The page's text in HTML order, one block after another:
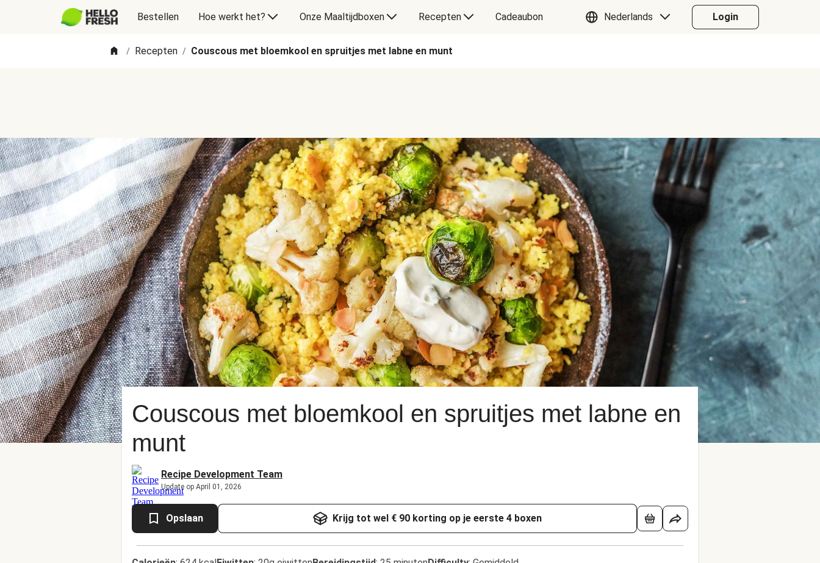
Bestellen Hoe werkt het? Onze Maaltijdboxen Recepten Cadeaubon Nederlands Login
/ Recepten / Couscous met bloemkool en spruitjes met labne en munt
Couscous met bloemkool en spruitjes met labne en
munt
Recipe Development Team
Update op April 01, 2026
Opslaan Krijg tot wel € 90 korting op je eerste 4 boxen